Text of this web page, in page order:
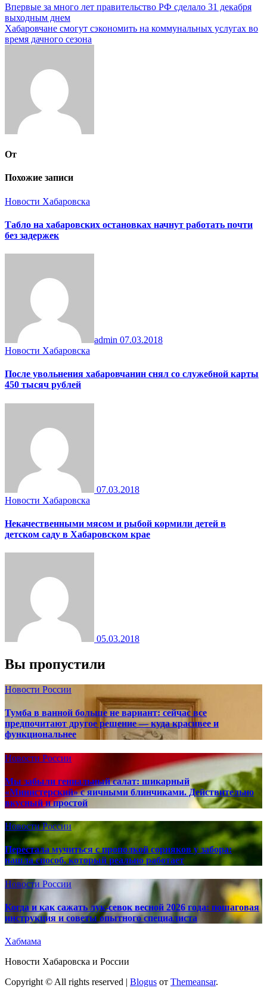
Навигация
по
записям
Впервые за много лет правительство РФ сделало 31 декабря
выходным днем
Хабаровчане смогут сэкономить на коммунальных услугах во
время дачного сезона
От
Похожие записи
Новости Хабаровска
Табло на хабаровских остановках начнут работать почти
без задержек
admin 07.03.2018
Новости Хабаровска
После увольнения хабаровчанин снял со служебной карты
450 тысяч рублей
07.03.2018
Новости Хабаровска
Некачественными мясом и рыбой кормили детей в
детском саду в Хабаровском крае
05.03.2018
Вы пропустили
Новости России
Тумба в ванной больше не вариант: сейчас все
предпочитают другое решение — куда красивее и
функциональнее
Новости России
Мы забыли гениальный салат: шикарный
«Министерский» с яичными блинчиками. Действительно
вкусный и простой
Новости России
Перестала мучиться с прополкой сорняков у забора:
нашла способ, который реально работает
Новости России
Когда и как сажать лук-севок весной 2026 года: пошаговая
инструкция и советы опытного специалиста
Хабмама
Новости Хабаровска и России
Copyright © All rights reserved | Blogus от Themeansar.